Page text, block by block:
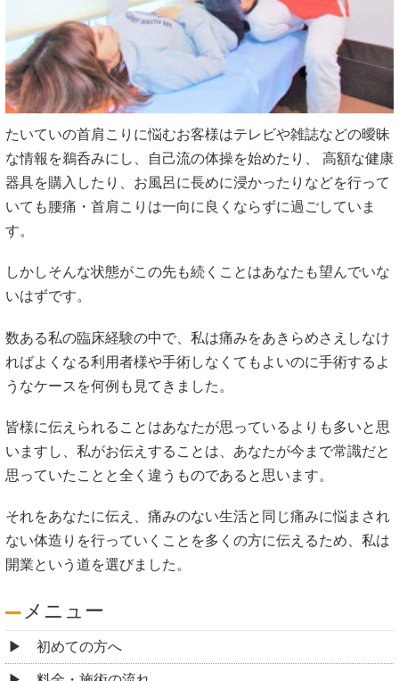
たいていの首肩こりに悩むお客様はテレビや雑誌などの曖昧
な情報を鵜呑みにし、自己流の体操を始めたり、 高額な健康
器具を購入したり、お風呂に長めに浸かったりなどを行って
いても腰痛・首肩こりは一向に良くならずに過ごしていま
す。
しかしそんな状態がこの先も続くことはあなたも望んでいな
いはずです。
数ある私の臨床経験の中で、私は痛みをあきらめさえしなけ
ればよくなる利用者様や手術しなくてもよいのに手術するよ
うなケースを何例も見てきました。
皆様に伝えられることはあなたが思っているよりも多いと思
いますし、私がお伝えすることは、あなたが今まで常識だと
思っていたことと全く違うものであると思います。
それをあなたに伝え、痛みのない生活と同じ痛みに悩まされ
ない体造りを行っていくことを多くの方に伝えるため、私は
開業という道を選びました。
メニュー
初めての方へ